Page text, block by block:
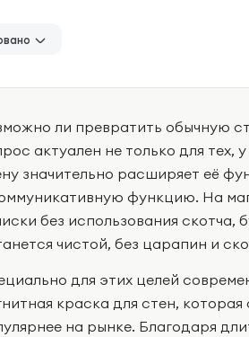
ли превратить обычную
актуален не только для тех,
значительно расширяет её
функцию. На
без использования скотча,
чистой, без царапин и
для этих целей
краска для стен,
на рынке. Благодаря